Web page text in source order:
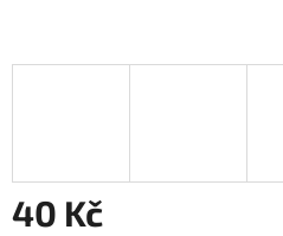
40 Kč